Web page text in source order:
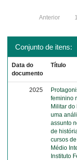
Anterior 1
Conjunto de itens:
Data do
documento
Título
2025
feminino
Militar do
uma
assunto
de
cursos
Médio
Instituto